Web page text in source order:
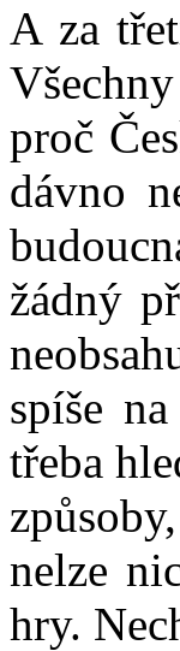
A za
proč
dávno
žádný
spíše
třeba
nelze
hry.